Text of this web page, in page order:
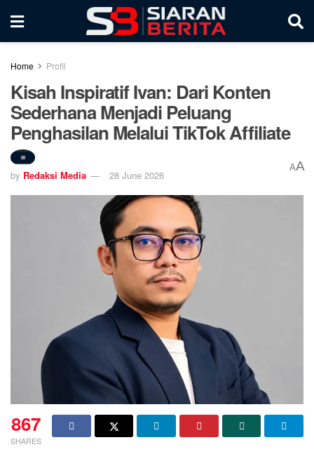
Home Profil
Kisah Inspiratif Ivan: Dari Konten
Sederhana Menjadi Peluang
Penghasilan Melalui TikTok Affiliate
by Redaksi Media 28 June 2026
AA
867
SHARES